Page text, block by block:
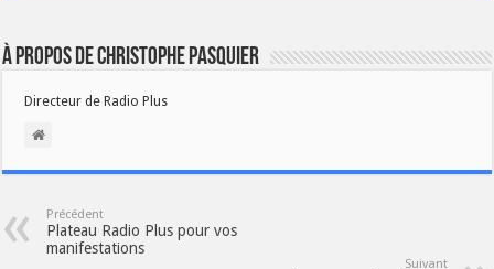
À propos de Christophe PASQUIER
Directeur de Radio Plus
Précédent
Plateau Radio Plus pour vos
manifestations
Suivant